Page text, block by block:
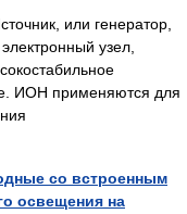
или генератор,
узел,
ИОН применяются для
со встроенным
освещения на